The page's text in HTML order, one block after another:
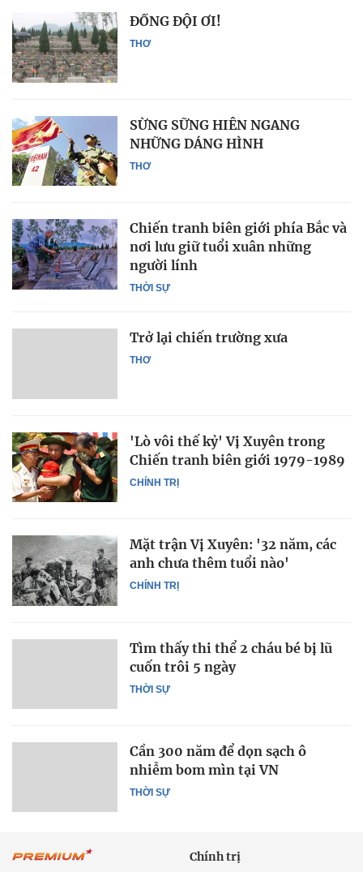
THƠ
ĐỒNG ĐỘI ƠI!
THƠ
SỪNG SỮNG HIÊN NGANG
NHỮNG DÁNG HÌNH
THỜI SỰ
Chiến tranh biên giới phía Bắc và
nơi lưu giữ tuổi xuân những
người lính
THƠ
Trở lại chiến trường xưa
CHÍNH TRỊ
'Lò vôi thế kỷ' Vị Xuyên trong
Chiến tranh biên giới 1979-1989
CHÍNH TRỊ
Mặt trận Vị Xuyên: '32 năm, các
anh chưa thêm tuổi nào'
THỜI SỰ
Tìm thấy thi thể 2 cháu bé bị lũ
cuốn trôi 5 ngày
THỜI SỰ
Cần 300 năm để dọn sạch ô
nhiễm bom mìn tại VN
Chính trị